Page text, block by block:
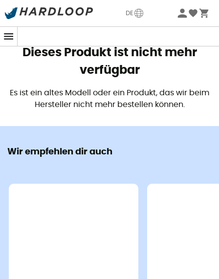
DE
Sommerangebote🔥 -5% EXTRA ab 2 Produkten* Code
Dieses Produkt ist nicht mehr
verfügbar
Es ist ein altes Modell oder ein Produkt, das wir beim
Hersteller nicht mehr bestellen können.
Wir empfehlen dir auch